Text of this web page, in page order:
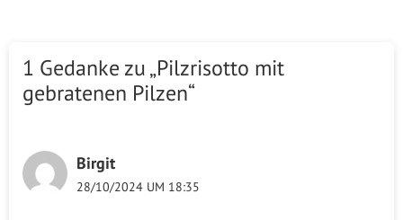
1 Gedanke zu „Pilzrisotto mit
gebratenen Pilzen“
Birgit
28/10/2024 UM 18:35